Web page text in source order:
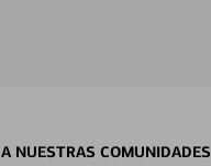
NUESTRAS COMUNIDADES